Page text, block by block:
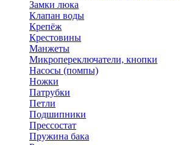
Замки люка
Клапан воды
Крепёж
Крестовины
Манжеты
Микропереключатели, кнопки
Насосы (помпы)
Ножки
Патрубки
Петли
Подшипники
Прессостат
Пружина бака